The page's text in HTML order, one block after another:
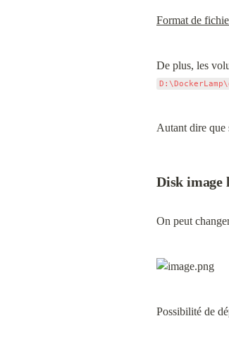
Format de
Autant dire que
Disk image
On peut
Possibilité de